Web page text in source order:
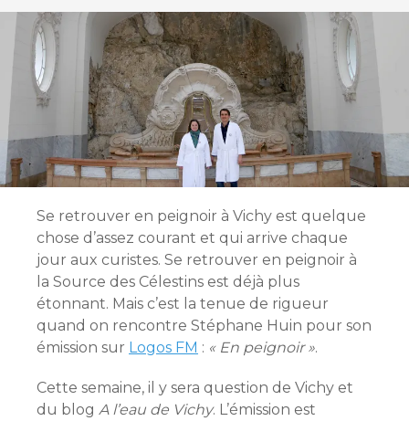
Se retrouver en peignoir à Vichy est quelque
chose d’assez courant et qui arrive chaque
jour aux curistes. Se retrouver en peignoir à
la Source des Célestins est déjà plus
étonnant. Mais c’est la tenue de rigueur
quand on rencontre Stéphane Huin pour son
émission sur Logos FM : « En peignoir ».
Cette semaine, il y sera question de Vichy et
du blog A l’eau de Vichy. L’émission est